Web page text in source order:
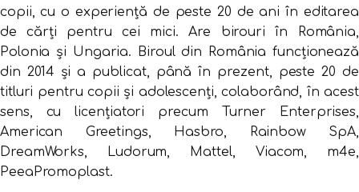
copii, cu o experiență de peste 20 de ani în editarea
de cărți pentru cei mici. Are birouri în România,
Polonia și Ungaria. Biroul din România funcționează
din 2014 și a publicat, până în prezent, peste 20 de
titluri pentru copii și adolescenți, colaborând, în acest
sens, cu licențiatori precum Turner Enterprises,
American Greetings, Hasbro, Rainbow SpA,
DreamWorks, Ludorum, Mattel, Viacom, m4e,
PeeaPromoplast.